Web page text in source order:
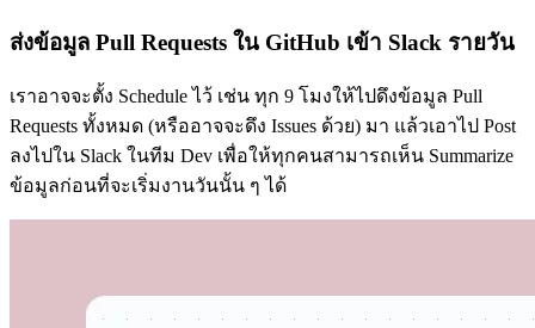
ส่งข้อมูล Pull Requests ใน GitHub เข้า Slack รายวัน
เราอาจจะตั้ง Schedule ไว้ เช่น ทุก 9 โมงให้ไปดึงข้อมูล Pull
Requests ทั้งหมด (หรืออาจจะดึง Issues ด้วย) มา แล้วเอาไป Post
ลงไปใน Slack ในทีม Dev เพื่อให้ทุกคนสามารถเห็น Summarize
ข้อมูลก่อนที่จะเริ่มงานวันนั้น ๆ ได้